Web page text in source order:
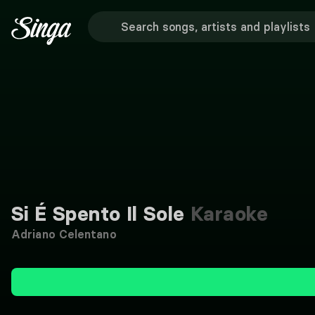
Si É Spento Il Sole Karaoke
Adriano Celentano